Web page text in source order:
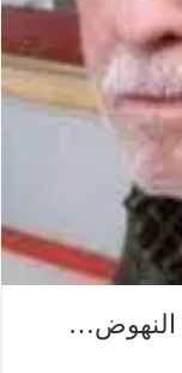
النهوض…